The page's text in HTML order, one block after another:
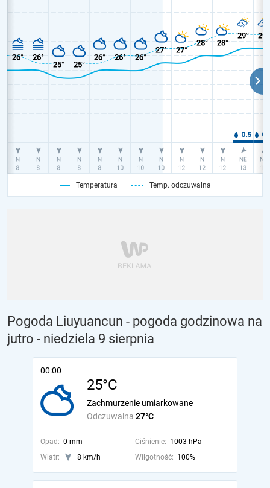
Temperatura Temp. odczuwalna
Pogoda Liuyuancun - pogoda godzinowa na
jutro - niedziela 9 sierpnia
00:00
25°C
Odczuwalna 27°C
Zachmurzenie umiarkowane
Opad: 0 mm Ciśnienie: 1003 hPa
Wiatr:
8 km/h Wilgotność: 100%